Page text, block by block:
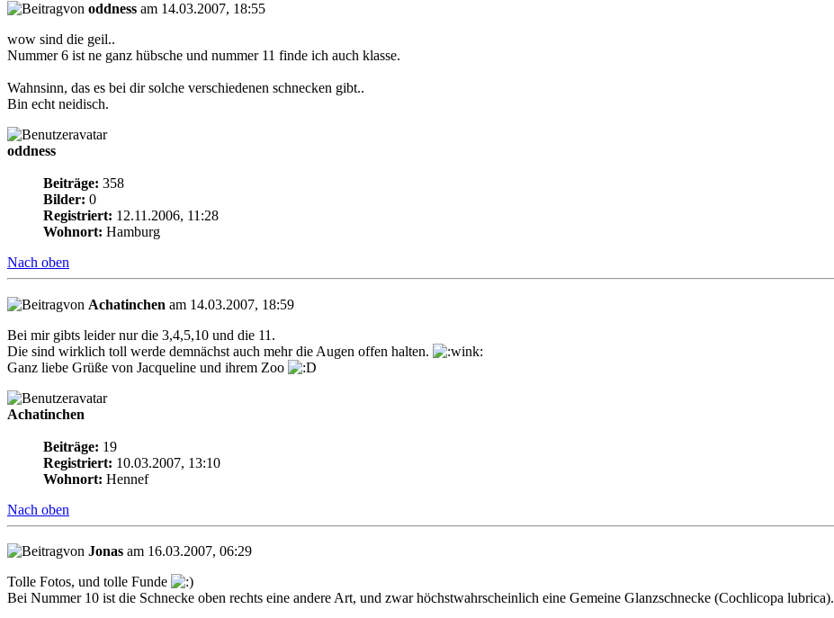
von oddness am 14.03.2007, 18:55
wow sind die geil..
Nummer 6 ist ne ganz hübsche und nummer 11 finde ich auch klasse.
Wahnsinn, das es bei dir solche verschiedenen schnecken gibt..
Bin echt neidisch.
oddness
Beiträge: 358
Bilder: 0
Registriert: 12.11.2006, 11:28
Wohnort: Hamburg
Nach oben
von Achatinchen am 14.03.2007, 18:59
Bei mir gibts leider nur die 3,4,5,10 und die 11.
Die sind wirklich toll werde demnächst auch mehr die Augen offen halten.
Ganz liebe Grüße von Jacqueline und ihrem Zoo
Achatinchen
Beiträge: 19
Registriert: 10.03.2007, 13:10
Wohnort: Hennef
Nach oben
von Jonas am 16.03.2007, 06:29
Tolle Fotos, und tolle Funde
Bei Nummer 10 ist die Schnecke oben rechts eine andere Art, und zwar höchstwahrscheinlich eine Gemeine Glanzschnecke (Cochlicopa lubrica).